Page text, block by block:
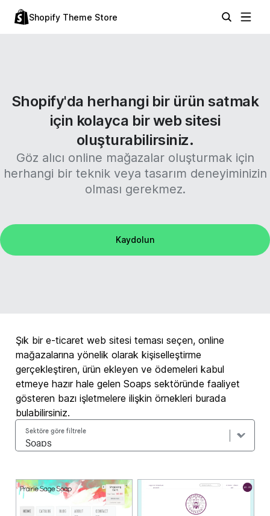
Shopify Theme Store
Shopify'da herhangi bir ürün satmak
için kolayca bir web sitesi
oluşturabilirsiniz.
Göz alıcı online mağazalar oluşturmak için
herhangi bir teknik veya tasarım deneyiminizin
olması gerekmez.
Kaydolun
Şık bir e-ticaret web sitesi teması seçen, online
mağazalarına yönelik olarak kişiselleştirme
gerçekleştiren, ürün ekleyen ve ödemeleri kabul
etmeye hazır hale gelen Soaps sektöründe faaliyet
gösteren bazı işletmelere ilişkin örnekleri burada
bulabilirsiniz.
Sektöre göre filtrele